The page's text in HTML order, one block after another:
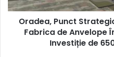
Anvelope
Înaintează
Oradea, Punct
Fabrica de Anvelope
Investiție de